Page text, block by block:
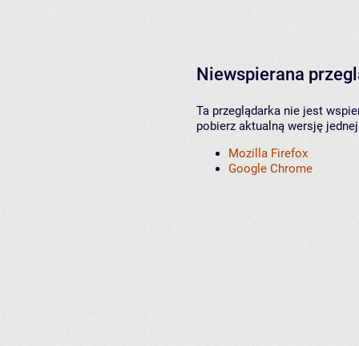
Niewspierana
Ta przeglądarka nie jest
pobierz aktualną wersję
Mozilla Firefox
Google Chrome